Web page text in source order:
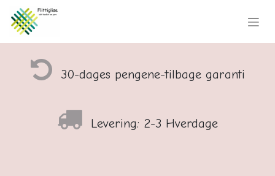
30-dages pengene-tilbage garanti
Levering: 2-3 Hverdage